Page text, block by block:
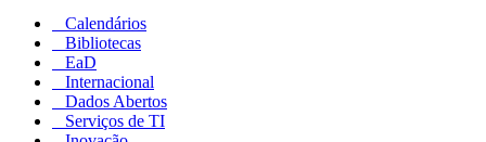
Calendários
Bibliotecas
EaD
Internacional
Dados Abertos
Serviços de TI